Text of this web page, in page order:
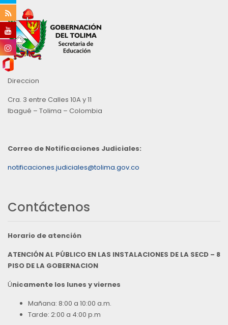
Direccion
Cra. 3 entre Calles 10A y 11
Ibagué – Tolima – Colombia
Correo de Notificaciones Judiciales:
notificaciones.judiciales@tolima.gov.co
Contáctenos
Horario de atención
ATENCIÓN AL PÚBLICO EN LAS INSTALACIONES DE LA SECD – 8
PISO DE LA GOBERNACION
Únicamente los lunes y viernes
Mañana: 8:00 a 10:00 a.m.
Tarde: 2:00 a 4:00 p.m